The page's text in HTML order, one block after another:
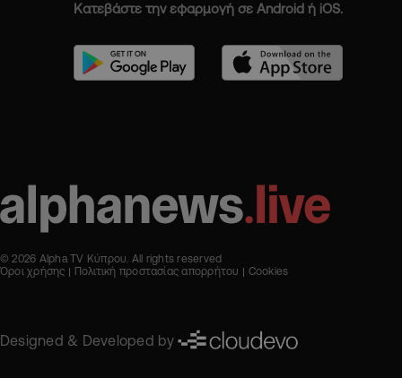
Κατεβάστε την εφαρμογή σε Android ή iOS.
© 2026 Alpha TV Κύπρου. All rights reserved
Όροι χρήσης
Πολιτική προστασίας απορρήτου Cookies
Designed & Developed by